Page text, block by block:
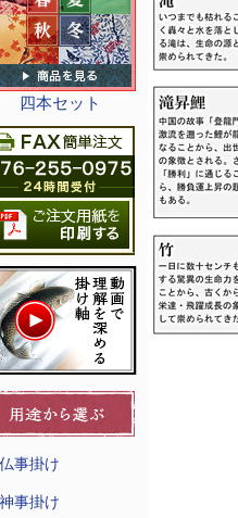
四本セット
仏事掛け
神事掛け